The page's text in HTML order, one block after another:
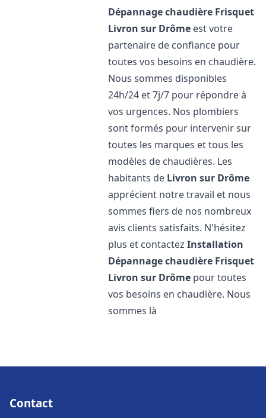
Dépannage chaudière Frisquet
Livron sur Drôme est votre
partenaire de confiance pour
toutes vos besoins en chaudière.
Nous sommes disponibles
24h/24 et 7j/7 pour répondre à
vos urgences. Nos plombiers
sont formés pour intervenir sur
toutes les marques et tous les
modèles de chaudières. Les
habitants de Livron sur Drôme
apprécient notre travail et nous
sommes fiers de nos nombreux
avis clients satisfaits. N'hésitez
plus et contactezInstallation
Dépannage chaudière Frisquet
Livron sur Drôme pour toutes
vos besoins en chaudière. Nous
sommes là
Contact